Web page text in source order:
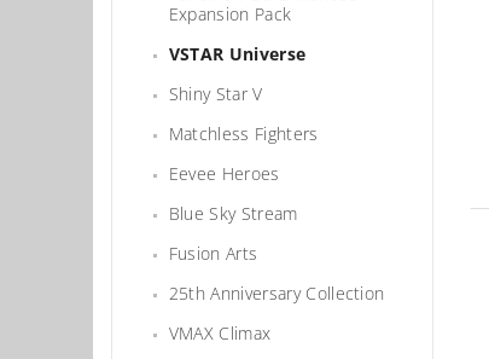
Expansion Pack
VSTAR Universe
Shiny Star V
Matchless Fighters
Eevee Heroes
Blue Sky Stream
Fusion Arts
25th Anniversary Collection
VMAX Climax